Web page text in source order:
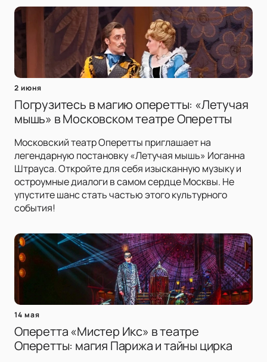
2 июня
Погрузитесь в магию оперетты: «Летучая
мышь» в Московском театре Оперетты
Московский театр Оперетты приглашает на
легендарную постановку «Летучая мышь» Иоганна
Штрауса. Откройте для себя изысканную музыку и
остроумные диалоги в самом сердце Москвы. Не
упустите шанс стать частью этого культурного
события!
14 мая
Оперетта «Мистер Икс» в театре
Оперетты: магия Парижа и тайны цирка